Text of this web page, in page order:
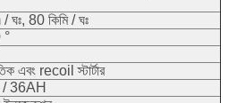
ঘঃ, 80 কিমি / ঘঃ
°
এবং recoil স্টার্টার
36AH